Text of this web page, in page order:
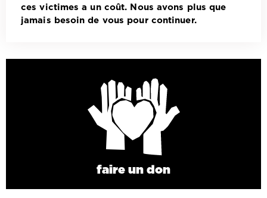
ces victimes a un coût. Nous avons plus que
jamais besoin de vous pour continuer.
faire un don